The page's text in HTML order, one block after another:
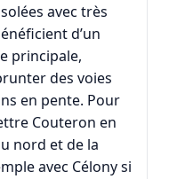
avec très
d’un
principale,
des voies
en pente. Pour
Couteron en
nord et de la
avec Célonysi